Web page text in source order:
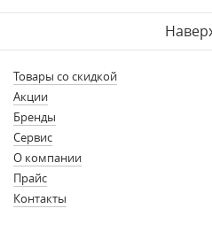
Товары со скидкой
Акции
Бренды
Сервис
О компании
Прайс
Контакты